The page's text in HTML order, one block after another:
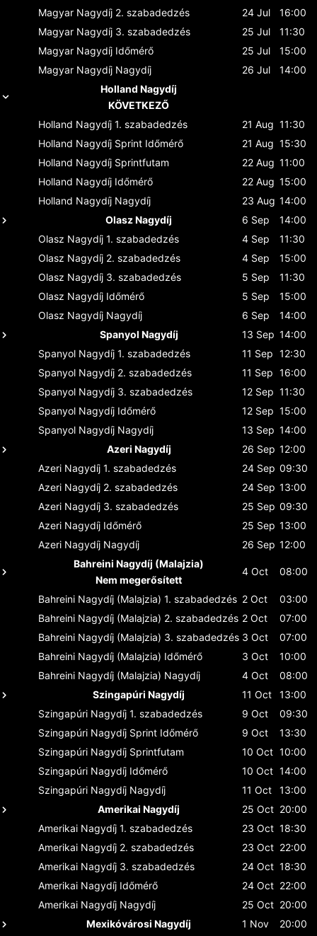
Magyar Nagydíj 2. szabadedzés 24 Jul
16:00
Magyar Nagydíj 3. szabadedzés 25 Jul
11:30
Magyar Nagydíj Időmérő 25 Jul
15:00
Magyar Nagydíj Nagydíj 26 Jul
14:00
Holland Nagydíj
KÖVETKEZŐ
Holland Nagydíj 1. szabadedzés 21 Aug 11:30
Holland Nagydíj Sprint Időmérő 21 Aug 15:30
Holland Nagydíj Sprintfutam 22 Aug 11:00
Holland Nagydíj Időmérő 22 Aug 15:00
Holland Nagydíj Nagydíj 23 Aug 14:00
Olasz Nagydíj
6 Sep
14:00
Olasz Nagydíj 1. szabadedzés 4 Sep
11:30
Olasz Nagydíj 2. szabadedzés 4 Sep
15:00
Olasz Nagydíj 3. szabadedzés 5 Sep
11:30
Olasz Nagydíj Időmérő 5 Sep
15:00
Olasz Nagydíj Nagydíj 6 Sep
14:00
Spanyol Nagydíj
13 Sep 14:00
Spanyol Nagydíj 1. szabadedzés 11 Sep 12:30
Spanyol Nagydíj 2. szabadedzés 11 Sep 16:00
Spanyol Nagydíj 3. szabadedzés 12 Sep 11:30
Spanyol Nagydíj Időmérő 12 Sep 15:00
Spanyol Nagydíj Nagydíj 13 Sep 14:00
Azeri Nagydíj
26 Sep 12:00
Azeri Nagydíj 1. szabadedzés 24 Sep 09:30
Azeri Nagydíj 2. szabadedzés 24 Sep 13:00
Azeri Nagydíj 3. szabadedzés 25 Sep 09:30
Azeri Nagydíj Időmérő 25 Sep 13:00
Azeri Nagydíj Nagydíj 26 Sep 12:00
Bahreini Nagydíj (Malajzia)
Nem megerősített
4 Oct 08:00
Bahreini Nagydíj (Malajzia) 1. szabadedzés 2 Oct
03:00
Bahreini Nagydíj (Malajzia) 2. szabadedzés 2 Oct
07:00
Bahreini Nagydíj (Malajzia) 3. szabadedzés 3 Oct
07:00
Bahreini Nagydíj (Malajzia) Időmérő 3 Oct
10:00
Bahreini Nagydíj (Malajzia) Nagydíj 4 Oct
08:00
Szingapúri Nagydíj
11 Oct
13:00
Szingapúri Nagydíj 1. szabadedzés 9 Oct
09:30
Szingapúri Nagydíj Sprint Időmérő 9 Oct
13:30
Szingapúri Nagydíj Sprintfutam 10 Oct 10:00
Szingapúri Nagydíj Időmérő 10 Oct 14:00
Szingapúri Nagydíj Nagydíj 11 Oct
13:00
Amerikai Nagydíj
25 Oct 20:00
Amerikai Nagydíj 1. szabadedzés 23 Oct 18:30
Amerikai Nagydíj 2. szabadedzés 23 Oct 22:00
Amerikai Nagydíj 3. szabadedzés 24 Oct 18:30
Amerikai Nagydíj Időmérő 24 Oct 22:00
Amerikai Nagydíj Nagydíj 25 Oct 20:00
Mexikóvárosi Nagydíj
1 Nov 20:00